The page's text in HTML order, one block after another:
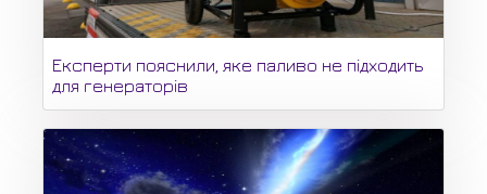
Експерти пояснили, яке паливо не підходить
для генераторів